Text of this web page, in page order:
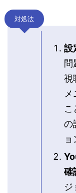
対処法
設
問
視
こ
の
確
ジ